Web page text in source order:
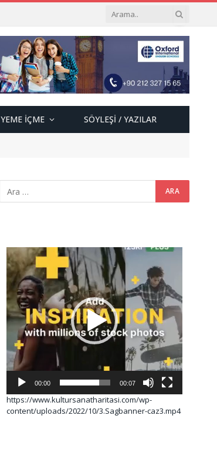
YEME İÇME SÖYLEŞI / YAZILAR
Video
oynatıcı
00:00 00:07
https://www.kultursanatharitasi.com/wp-
content/uploads/2022/10/3.Sagbanner-caz3.mp4